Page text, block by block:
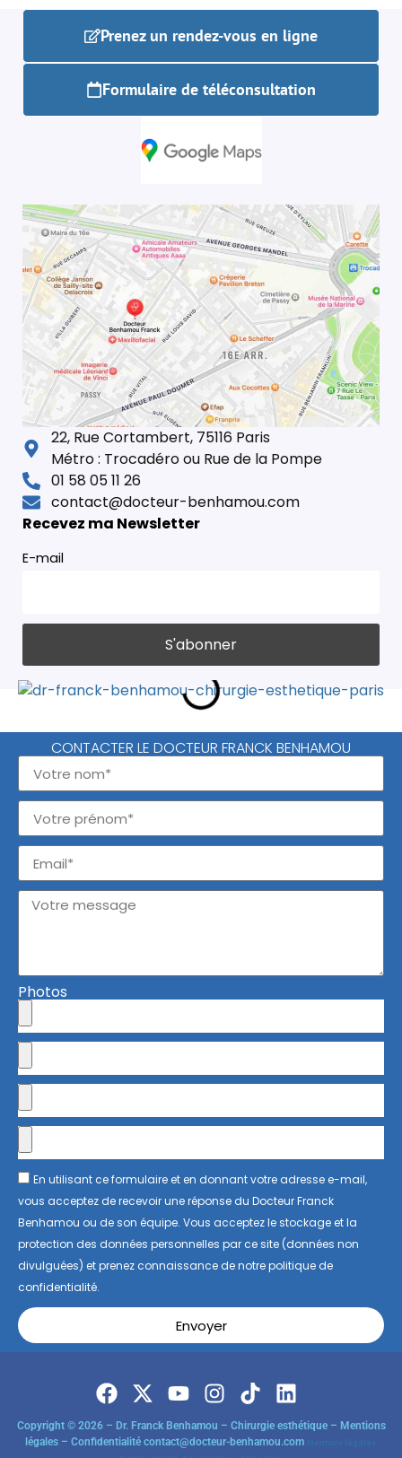
Prenez un rendez-vous en ligne
Formulaire de téléconsultation
22, Rue Cortambert, 75116 Paris
Métro : Trocadéro ou Rue de la Pompe
01 58 05 11 26
contact@docteur-benhamou.com
Recevez ma Newsletter
E-mail
CONTACTER LE DOCTEUR FRANCK BENHAMOU
Photos
En utilisant ce formulaire et en donnant votre adresse e-mail,
vous acceptez de recevoir une réponse du Docteur Franck
Benhamou ou de son équipe. Vous acceptez le stockage et la
protection des données personnelles par ce site (données non
divulguées) et prenez connaissance de notre politique de
confidentialité.
Envoyer
Copyright © 2026 – Dr. Franck Benhamou – Chirurgie esthétique – Mentions
légales – Confidentialité contact@docteur-benhamou.com